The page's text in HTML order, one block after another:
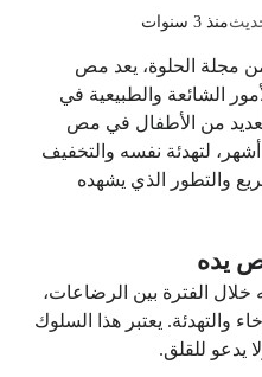
منذ 3 سنوات
يده من مجلة الحلوة، يعد مص
الشائعة والطبيعية في
من الأطفال في مص
أشهر، لتهدئة نفسه والتخفيف
والتطور الذي يشهده
الفترة بين الرضاعات،
والتهدئة. يعتبر هذا السلوك
يدعو للقلق.